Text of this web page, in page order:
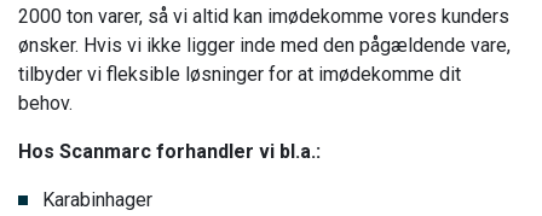
2000 ton varer, så vi altid kan imødekomme vores kunders
ønsker. Hvis vi ikke ligger inde med den pågældende vare,
tilbyder vi fleksible løsninger for at imødekomme dit
behov.
Hos Scanmarc forhandler vi bl.a.:
Karabinhager